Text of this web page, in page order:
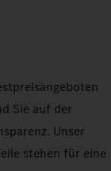
Sie auf der
Unser
stehen für eine